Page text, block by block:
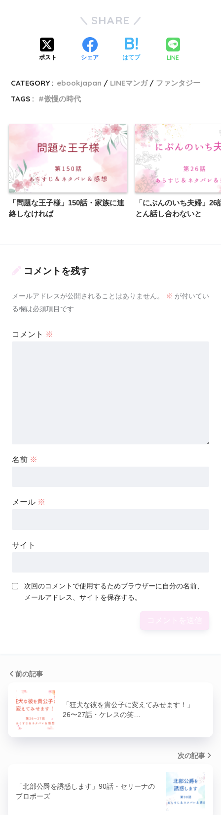
SHARE
ポスト シェア はてブ LINE
CATEGORY : ebookjapan LINEマンガ
ファンタジー
TAGS :
傲慢の時代
「問題な王子様」150話・家族に連
絡しなければ
「にぶんのいち夫婦」26
とん話し合わないと
コメントを残す
メールアドレスが公開されることはありません。 ※ が付いてい
る欄は必須項目です
コメント ※
名前 ※
メール ※
サイト
次回のコメントで使用するためブラウザーに自分の名前、
メールアドレス、サイトを保存する。
前の記事
「狂犬な彼を貴公子に変えてみせます！」
26〜27話・ケレスの笑…
次の記事
「北部公爵を誘惑します」90話・セリーナの
プロポーズ